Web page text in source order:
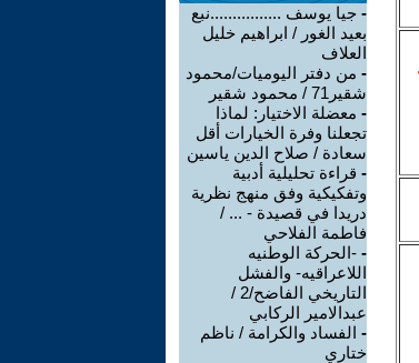
- جيا يوسف ................نبع
بعيد الغور / ابراهيم خليل
العلاف
- من دفتر اليوميات/محمود
شقير71 / محمود شقير
- معضلة الاختيار: لماذا
تجعلنا وفرة الخيارات أقل
سعادة / صلاح الدين ياسين
- قراءة تحليلية أدبية
وتفكيكية وفق منهج نظرية
دريدا في قصيدة - ... /
فاطمة الفلاحي
- -الحركة الوطنيه
اللاعراقيه- والفشل
التاريخي الفاضح/2 /
عبدالامير الركابي
- الفساد والكرامة / ناظم
ختاري